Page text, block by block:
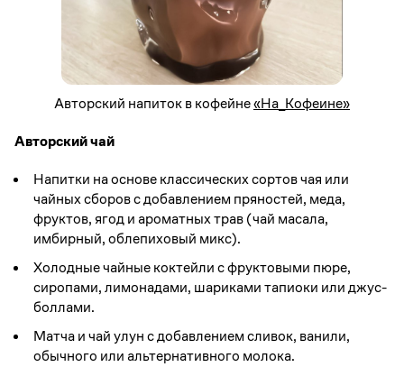
Авторский напиток в кофейне«На_Кофеине»
Авторский чай
Напитки на основе классических сортов чая или
чайных сборов с добавлением пряностей, меда,
фруктов, ягод и ароматных трав (чай масала,
имбирный, облепиховый микс).
Холодные чайные коктейли с фруктовыми пюре,
сиропами, лимонадами, шариками тапиоки или джус-
боллами.
Матча и чай улун с добавлением сливок, ванили,
обычного или альтернативного молока.